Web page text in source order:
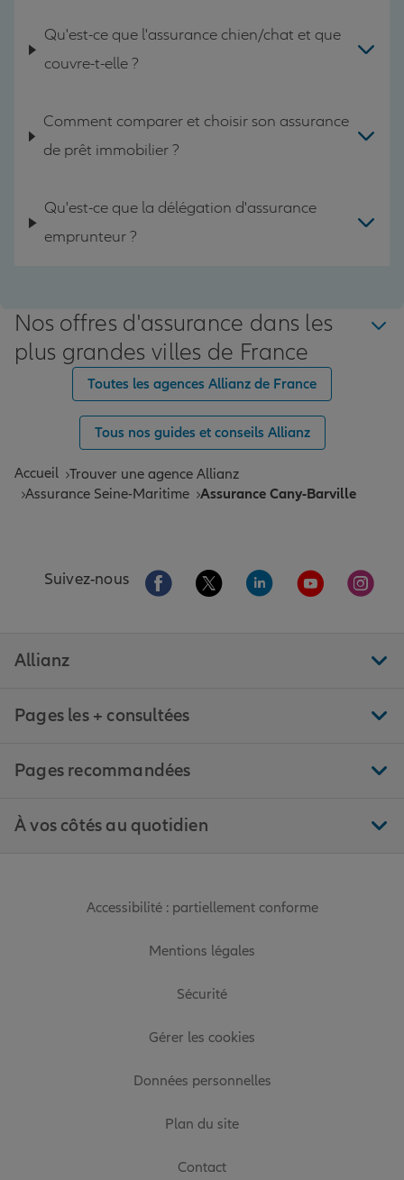
Qu'est-ce que l'assurance chien/chat et que
couvre-t-elle ?
Comment comparer et choisir son assurance
de prêt immobilier ?
Qu'est-ce que la délégation d'assurance
emprunteur ?
Nos offres d'assurance dans les
plus grandes villes de France
Toutes les agences Allianz de France
Tous nos guides et conseils Allianz
Accueil Trouver une agence Allianz
Assurance Seine-Maritime Assurance Cany-Barville
Suivez-nous Aller sur la page Facebook de Allianz
Aller sur la page Twitter de
Aller sur la page
Aller sur la
Aller
Allianz
Pages les + consultées
Pages recommandées
À vos côtés au quotidien
Accessibilité : partiellement conforme
Mentions légales
Sécurité
Gérer les cookies
Données personnelles
Plan du site
Contact